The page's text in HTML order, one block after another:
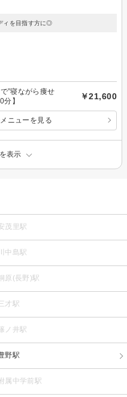
ィを目指す方に◎
”寝ながら痩せ
】
￥21,600
ニューを見る
表示
茂里駅
川中島駅
原(長野)駅
才駅
ノ井駅
野駅
属中学前駅